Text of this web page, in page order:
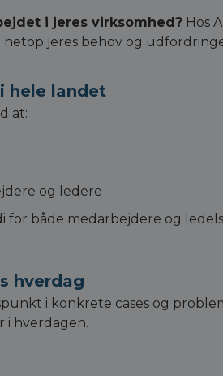
i jeres virksomhed? Hos
jeres behov og
hele landet
at:
og ledere
for både medarbejdere og
hverdag
i konkrete cases og
i hverdagen.